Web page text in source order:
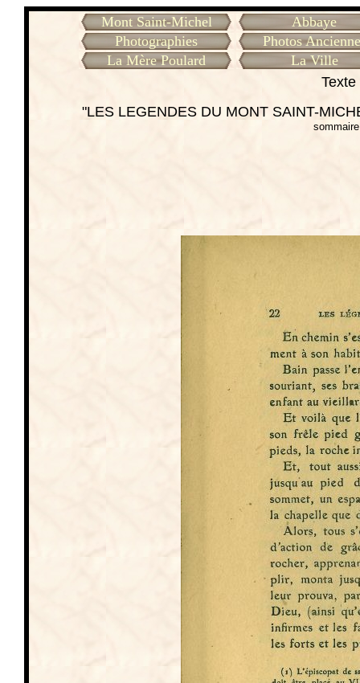
Mont Saint-Michel
Abbaye
Photographies
Photos
La Mère Poulard
La Ville
"LES LEGENDES DU MONT SAINT-